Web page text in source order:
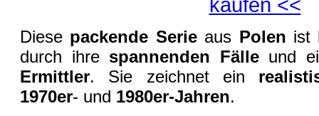
kaufen <<
Diese packende Serie aus Polen ist
durch ihre spannenden Fälleund
Ermittler. Sie zeichnet ein
1970er- und 1980er-Jahren.